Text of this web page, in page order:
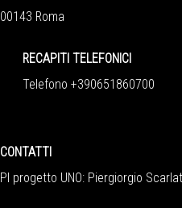
00143 Roma
RECAPITI TELEFONICI
Telefono +390651860700
CONTATTI
PI progetto UNO: Piergiorgio